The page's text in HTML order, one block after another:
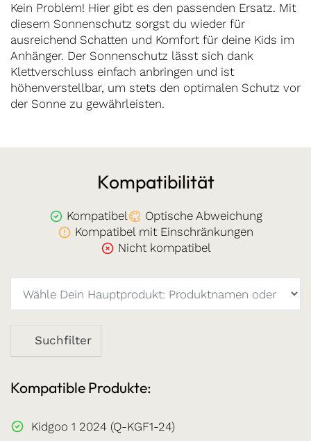
Kein Problem! Hier gibt es den passenden Ersatz. Mit
diesem Sonnenschutz sorgst du wieder für
ausreichend Schatten und Komfort für deine Kids im
Anhänger. Der Sonnenschutz lässt sich dank
Klettverschluss einfach anbringen und ist
höhenverstellbar, um stets den optimalen Schutz vor
der Sonne zu gewährleisten.
Kompatibilität
Kompatibel
Optische Abweichung
Kompatibel mit Einschränkungen
Nicht kompatibel
Suchfilter
Kompatible Produkte:
Kidgoo 1 2024 (Q-KGF1-24)